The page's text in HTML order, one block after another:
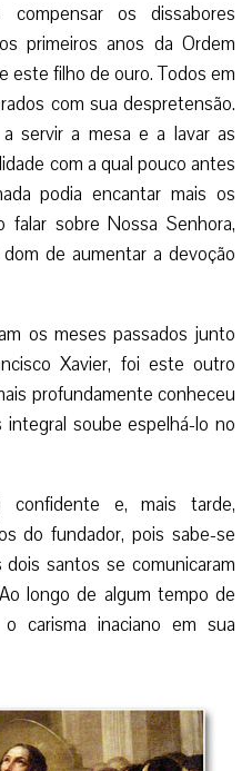
os dissabores
primeiros anos da Ordem
este filho de ouro. Todos em
com sua despretensão.
servir a mesa e a lavar as
com a qual pouco antes
podia encantar mais os
sobre Nossa Senhora,
de aumentar a devoção
os meses passados junto
Xavier, foi este outro
profundamente conheceu
soube espelhá-lo no
confidente e, mais tarde,
do fundador, pois sabe-se
santos se comunicaram
longo de algum tempo de
carisma inaciano em sua